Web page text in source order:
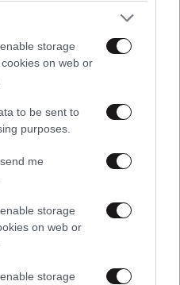
storage
on web or
to be sent to
purposes.
me
storage
on web or
storage
ότι ο οδηγός
μοιράζονται την ευθύνη
και του Ντόντι Αλ-
Baker απέκλεισε την
κι αυτό
Ο Dickie Arbiter,
κάθε χρόνο πριν
πριγκίπισσας της
έκανε λεπτομερή
… οι Γάλλοι έκαναν
οι δυο κατέληξαν στο